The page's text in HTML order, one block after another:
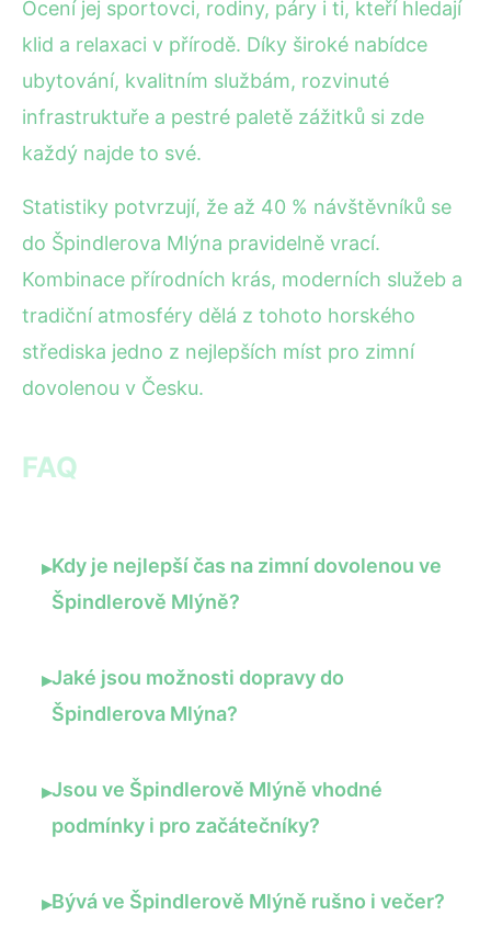
Ocení jej sportovci, rodiny, páry i ti, kteří hledají
klid a relaxaci v přírodě. Díky široké nabídce
ubytování, kvalitním službám, rozvinuté
infrastruktuře a pestré paletě zážitků si zde
každý najde to své.
Statistiky potvrzují, že až 40 % návštěvníků se
do Špindlerova Mlýna pravidelně vrací.
Kombinace přírodních krás, moderních služeb a
tradiční atmosféry dělá z tohoto horského
střediska jedno z nejlepších míst pro zimní
dovolenou v Česku.
FAQ
▸Kdy je nejlepší čas na zimní dovolenou ve
Špindlerově Mlýně?
▸Jaké jsou možnosti dopravy do
Špindlerova Mlýna?
▸Jsou ve Špindlerově Mlýně vhodné
podmínky i pro začátečníky?
▸Bývá ve Špindlerově Mlýně rušno i večer?